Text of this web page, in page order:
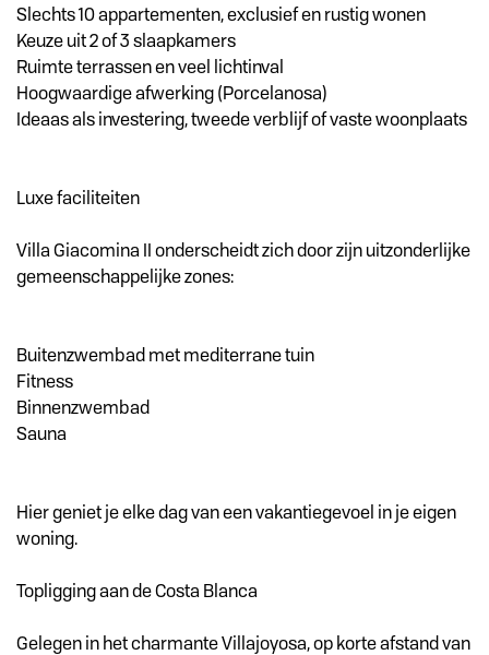
Slechts 10 appartementen, exclusief en rustig wonen
Keuze uit 2 of 3 slaapkamers
Ruimte terrassen en veel lichtinval
Hoogwaardige afwerking (Porcelanosa)
Ideaas als investering, tweede verblijf of vaste woonplaats
Luxe faciliteiten
Villa Giacomina II onderscheidt zich door zijn uitzonderlijke
gemeenschappelijke zones:
Buitenzwembad met mediterrane tuin
Fitness
Binnenzwembad
Sauna
Hier geniet je elke dag van een vakantiegevoel in je eigen
woning.
Topligging aan de Costa Blanca
Gelegen in het charmante Villajoyosa, op korte afstand van